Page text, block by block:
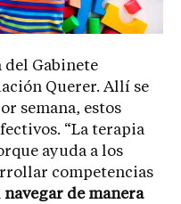
Gabinete
Querer. Allí se
semana, estos
“La terapia
ayuda a los
competencias
navegar de manera